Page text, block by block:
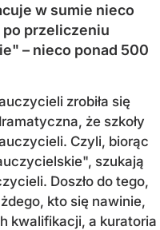
w sumie nieco
po przeliczeniu
– nieco ponad 500
zrobiła się
że szkoły
Czyli, biorąc
szukają
Doszło do tego,
kto się nawinie,
kwalifikacji, a kuratoria